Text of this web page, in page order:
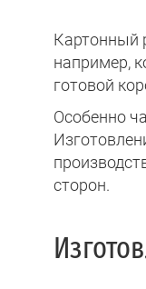
Картонный
например,
готовой
Особенно
сторон.